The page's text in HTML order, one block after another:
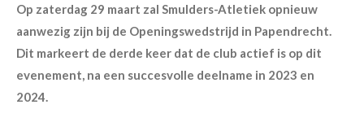
Op zaterdag 29 maart zal Smulders-Atletiek opnieuw
aanwezig zijn bij de Openingswedstrijd in Papendrecht.
Dit markeert de derde keer dat de club actief is op dit
evenement, na een succesvolle deelname in 2023 en
2024.